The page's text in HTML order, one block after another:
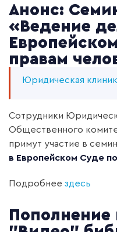
Анонс:
«Ведение
правам
Юридическая
Сотрудники
Общественного
примут участие в
в Европейском Суде
Подробнее здесь
Пополнение